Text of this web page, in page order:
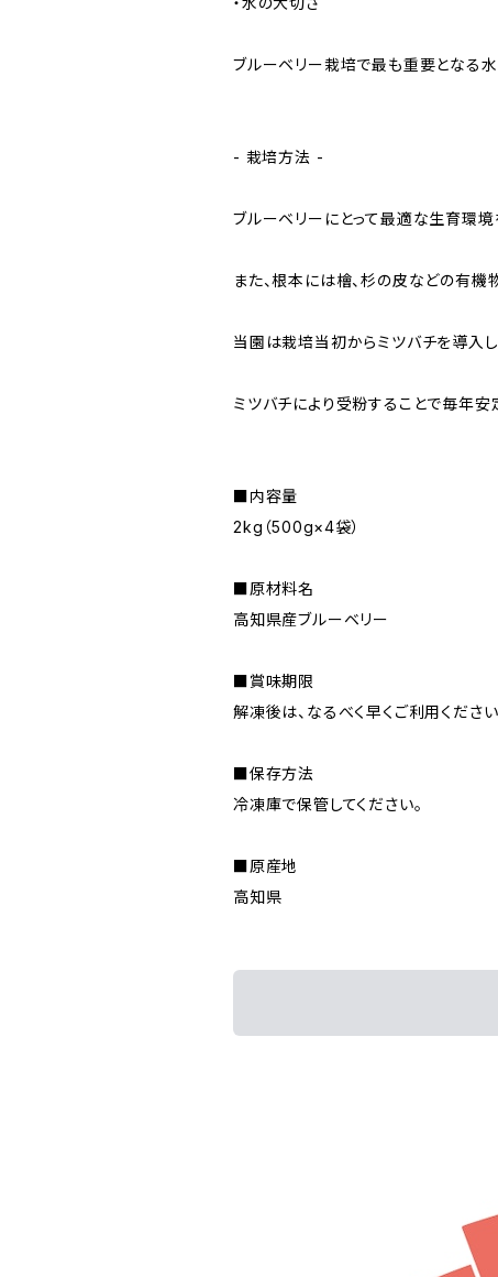
ブルーベリー栽培で最も重要となる
- 栽培方法 -
ブルーベリーにとって最適な生育環境
また、根本には檜、杉の皮などの有機
当園は栽培当初からミツバチを導入し
ミツバチにより受粉することで毎年安
■内容量
2kg（500g×4袋）
■原材料名
高知県産ブルーベリー
■賞味期限
解凍後は、なるべく早くご利用ください
■保存方法
冷凍庫で保管してください。
■原産地
高知県